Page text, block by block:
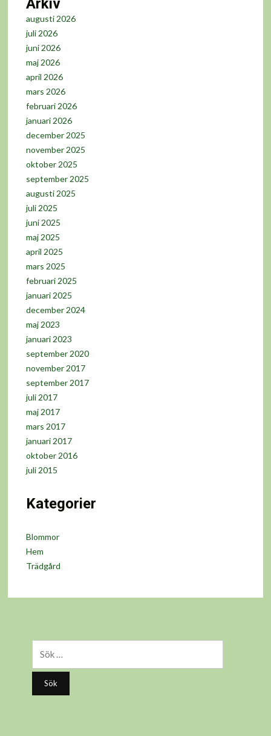
Arkiv
augusti 2026
juli 2026
juni 2026
maj 2026
april 2026
mars 2026
februari 2026
januari 2026
december 2025
november 2025
oktober 2025
september 2025
augusti 2025
juli 2025
juni 2025
maj 2025
april 2025
mars 2025
februari 2025
januari 2025
december 2024
maj 2023
januari 2023
september 2020
november 2017
september 2017
juli 2017
maj 2017
mars 2017
januari 2017
oktober 2016
juli 2015
Kategorier
Blommor
Hem
Trädgård